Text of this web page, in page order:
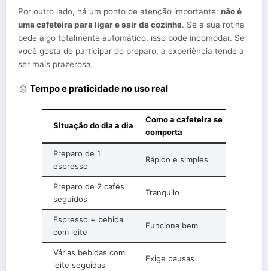
Por outro lado, há um ponto de atenção importante: não é
uma cafeteira para ligar e sair da cozinha. Se a sua rotina
pede algo totalmente automático, isso pode incomodar. Se
você gosta de participar do preparo, a experiência tende a
ser mais prazerosa.
Tempo e praticidade no uso real
Situação do dia a dia
Como a cafeteira se
comporta
Preparo de 1
espresso
Rápido e simples
Preparo de 2 cafés
seguidos
Tranquilo
Espresso + bebida
com leite
Funciona bem
Várias bebidas com
leite seguidas
Exige pausas